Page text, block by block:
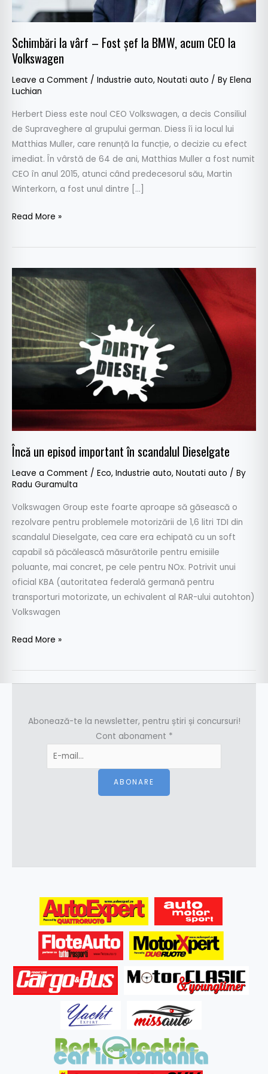
Schimbări la vârf – Fost șef la BMW, acum CEO la
Volkswagen
Leave a Comment / Industrie auto, Noutati auto / By Elena
Luchian
Herbert Diess este noul CEO Volkswagen, a decis Consiliul
de Supraveghere al grupului german. Diess îi ia locul lui
Matthias Muller, care renunță la funcție, o decizie cu efect
imediat. În vârstă de 64 de ani, Matthias Muller a fost numit
CEO în anul 2015, atunci când predecesorul său, Martin
Winterkorn, a fost unul dintre […]
BMW,
acum
CEO
la
Volkswagen
Read More »
Încă un episod important în scandalul Dieselgate
Leave a Comment / Eco, Industrie auto, Noutati auto / By
Radu Guramulta
Volkswagen Group este foarte aproape să găsească o
rezolvare pentru problemele motorizării de 1,6 litri TDI din
scandalul Dieselgate, cea care era echipată cu un soft
capabil să păcălească măsurătorile pentru emisiile
poluante, mai concret, pe cele pentru NOx. Potrivit unui
oficial KBA (autoritatea federală germană pentru
transporturi motorizate, un echivalent al RAR-ului autohton)
Volkswagen
Încă
un
episod
important
în
scandalul
Dieselgate
Read More »
Abonează-te la newsletter, pentru știri și concursuri!
Cont abonament *
ABONARE